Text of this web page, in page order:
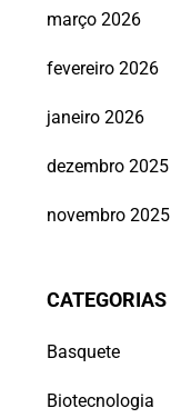
março 2026
fevereiro 2026
janeiro 2026
dezembro 2025
novembro 2025
CATEGORIAS
Basquete
Biotecnologia